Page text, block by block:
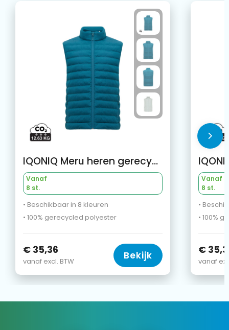
IQONIQ Meru heren gerecycled polyester bodywarmer
Vanaf
8 st.
• Beschikbaar in 8 kleuren
• 100% gerecycled polyester
€ 35,36
vanaf excl. BTW Bekijk
Vanaf
8 st.
•
• 100%
€
vanaf